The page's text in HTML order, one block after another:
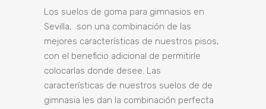
Los suelos de goma para gimnasios en
Sevilla, son una combinación de las
mejores características de nuestros pisos,
con el beneficio adicional de permitirle
colocarlas donde desee. Las
características de nuestros suelos de de
gimnasia les dan la combinación perfecta